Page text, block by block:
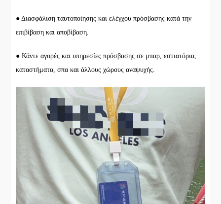
● Διασφάλιση ταυτοποίησης και ελέγχου πρόσβασης κατά την
επιβίβαση και αποβίβαση.
● Κάντε αγορές και υπηρεσίες πρόσβασης σε μπαρ, εστιατόρια,
καταστήματα, σπα και άλλους χώρους αναψυχής.